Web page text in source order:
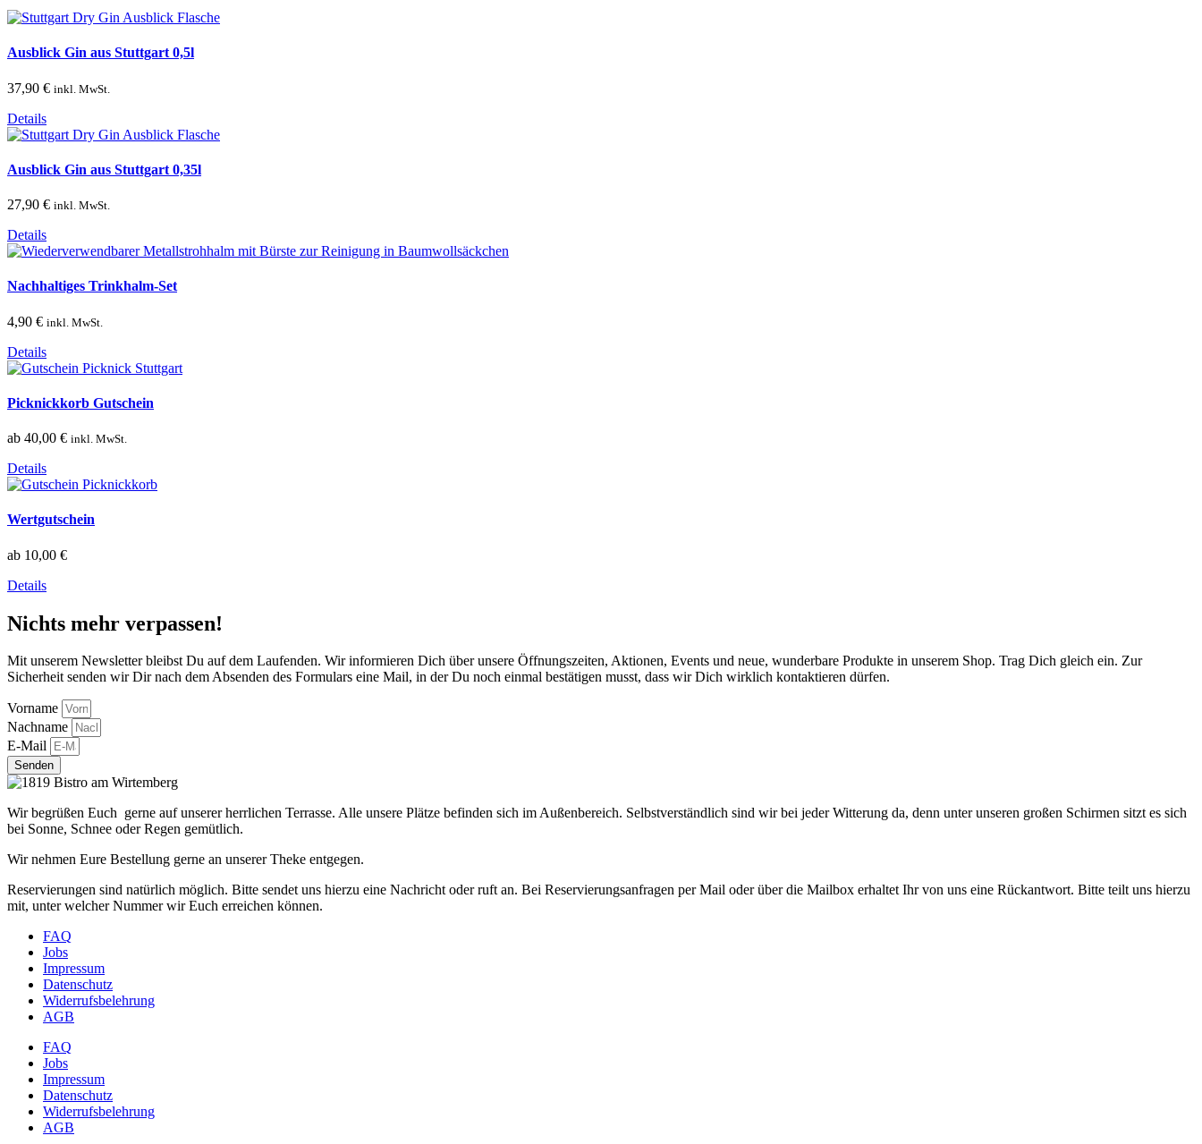
Ausblick Gin aus Stuttgart 0,5l
37,90 € inkl. MwSt.
Details
Ausblick Gin aus Stuttgart 0,35l
27,90 € inkl. MwSt.
Details
Nachhaltiges Trinkhalm-Set
4,90 € inkl. MwSt.
Details
Picknickkorb Gutschein
ab 40,00 € inkl. MwSt.
Details
Wertgutschein
ab 10,00 €
Details
Nichts mehr verpassen!
Mit unserem Newsletter bleibst Du auf dem Laufenden. Wir informieren Dich über unsere Öffnungszeiten, Aktionen, Events und neue, wunderbare Produkte in unserem Shop. Trag Dich gleich ein. Zur
Sicherheit senden wir Dir nach dem Absenden des Formulars eine Mail, in der Du noch einmal bestätigen musst, dass wir Dich wirklich kontaktieren dürfen.
Vorname
Nachname
E-Mail
Senden
Wir begrüßen Euch gerne auf unserer herrlichen Terrasse. Alle unsere Plätze befinden sich im Außenbereich. Selbstverständlich sind wir bei jeder Witterung da, denn unter unseren großen Schirmen sitzt es sich
bei Sonne, Schnee oder Regen gemütlich.
Wir nehmen Eure Bestellung gerne an unserer Theke entgegen.
Reservierungen sind natürlich möglich. Bitte sendet uns hierzu eine Nachricht oder ruft an. Bei Reservierungsanfragen per Mail oder über die Mailbox erhaltet Ihr von uns eine Rückantwort. Bitte teilt uns hierzu
mit, unter welcher Nummer wir Euch erreichen können.
FAQ
Jobs
Impressum
Datenschutz
Widerrufsbelehrung
AGB
FAQ
Jobs
Impressum
Datenschutz
Widerrufsbelehrung
AGB